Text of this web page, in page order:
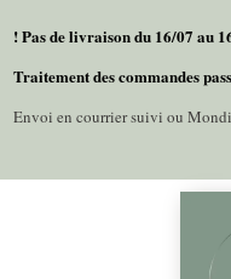
! Pas de livraison du 16/07 au
Traitement des commandes
Envoi en courrier suivi ou